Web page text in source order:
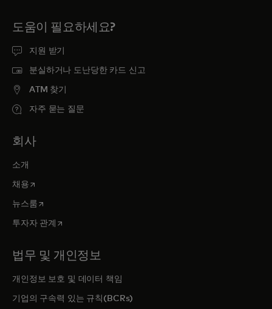
도움이 필요하세요?
지원 받기
분실하거나 도난당한 카드 신고
ATM 찾기
자주 묻는 질문
회사
소개
채용새 탭에서 열림
뉴스룸새 탭에서 열림
투자자 관계 새 탭에서 열림
법무 및 개인정보
개인정보 보호 및 데이터 책임
기업의 구속력 있는 규칙(BCRs)